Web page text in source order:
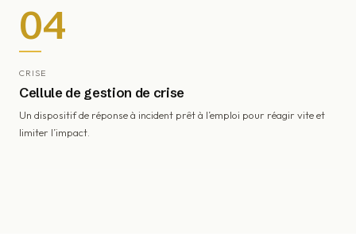
04
CRISE
Cellule de gestion de crise
Un dispositif de réponse à incident prêt à l’emploi pour réagir vite et
limiter l’impact.